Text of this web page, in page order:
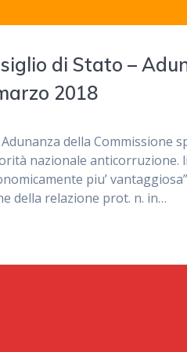
di Stato –
2018
della Commissione
nazionale
piu’
della relazione prot. n. in…